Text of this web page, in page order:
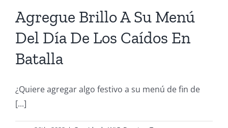
Agregue Brillo A Su Menú
Del Día De Los Caídos En
Batalla
¿Quiere agregar algo festivo a su menú de fin de
[...]